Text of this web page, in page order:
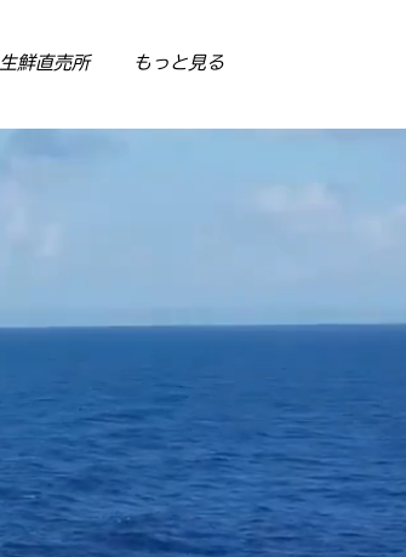
生鮮直売所 もっと見る